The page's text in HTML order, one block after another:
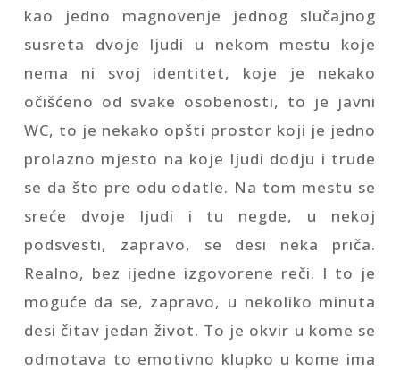
kao jedno magnovenje jednog slučajnog
susreta dvoje ljudi u nekom mestu koje
nema ni svoj identitet, koje je nekako
očišćeno od svake osobenosti, to je javni
WC, to je nekako opšti prostor koji je jedno
prolazno mjesto na koje ljudi dodju i trude
se da što pre odu odatle. Na tom mestu se
sreće dvoje ljudi i tu negde, u nekoj
podsvesti, zapravo, se desi neka priča.
Realno, bez ijedne izgovorene reči. I to je
moguće da se, zapravo, u nekoliko minuta
desi čitav jedan život. To je okvir u kome se
odmotava to emotivno klupko u kome ima